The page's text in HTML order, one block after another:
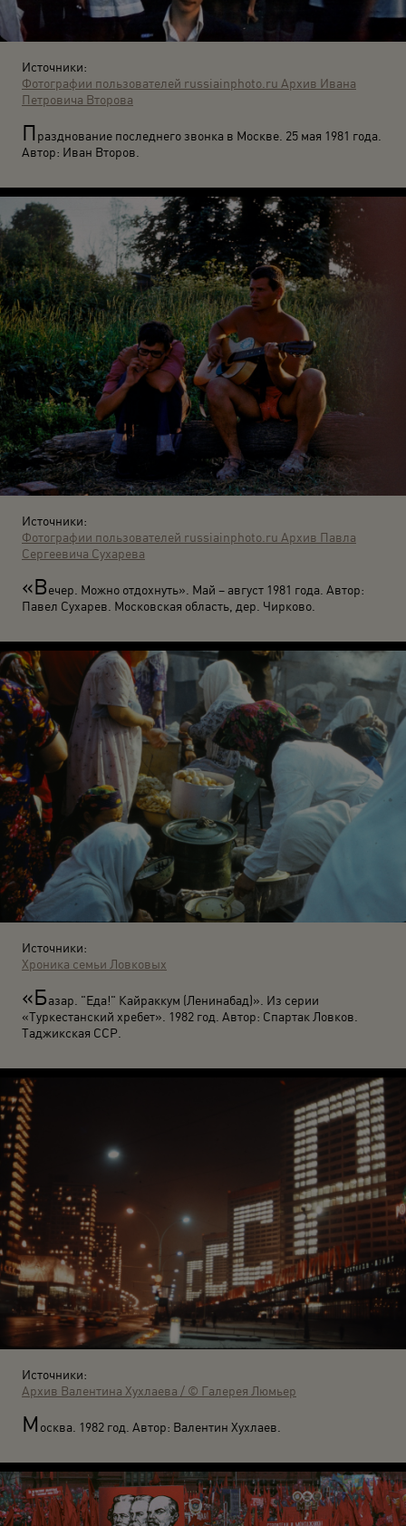
Источники:
Фотографии пользователей russiainphoto.ru Архив Ивана
Петровича Второва
Празднование последнего звонка в Москве. 25 мая 1981 года.
Автор: Иван Второв.
Источники:
Фотографии пользователей russiainphoto.ru Архив Павла
Сергеевича Сухарева
«Вечер. Можно отдохнуть». Май – август 1981 года. Автор:
Павел Сухарев. Московская область, дер. Чирково.
Источники:
Хроника семьи Ловковых
«Базар. "Еда!" Кайраккум (Ленинабад)». Из серии
«Туркестанский хребет». 1982 год. Автор: Спартак Ловков.
Таджикская ССР.
Источники:
Архив Валентина Хухлаева / © Галерея Люмьер
М осква. 1982 год. Автор: Валентин Хухлаев.